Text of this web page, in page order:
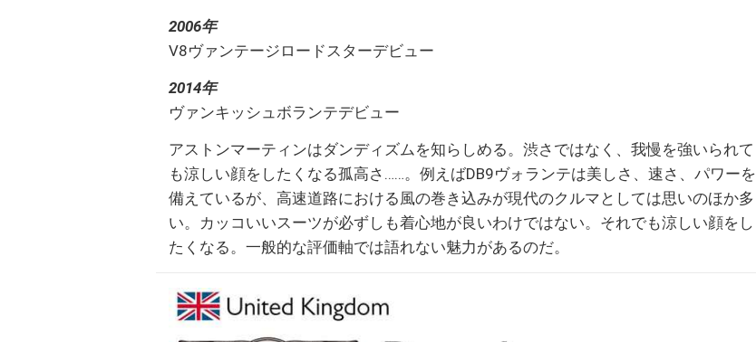
2006年
V8ヴァンテージロードスターデビュー
2014年
ヴァンキッシュボランテデビュー
アストンマーティンはダンディズムを知らしめる。渋さではなく、我慢を強いられて
も涼しい顔をしたくなる孤高さ……。例えばDB9ヴォランテは美しさ、速さ、パワーを
備えているが、高速道路における風の巻き込みが現代のクルマとしては思いのほか多
い。カッコいいスーツが必ずしも着心地が良いわけではない。それでも涼しい顔をし
たくなる。一般的な評価軸では語れない魅力があるのだ。